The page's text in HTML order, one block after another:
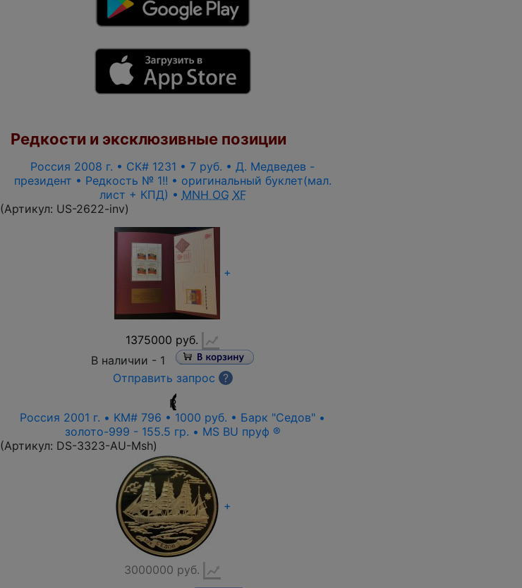
Редкости и эксклюзивные позиции
Россия 2008 г. • СК# 1231 • 7 руб. • Д. Медведев -
президент • Редкость № 1!! • оригинальный буклет(мал.
лист + КПД) • MNH OG XF
(Артикул: US-2622-inv)
+
1375000 руб.
В наличии - 1
Отправить запрос
?
R
Россия 2001 г. • KM# 796 • 1000 руб. • Барк "Седов" •
золото-999 - 155.5 гр. • MS BU пруф ®
(Артикул: DS-3323-AU-Msh)
+
3000000 руб.